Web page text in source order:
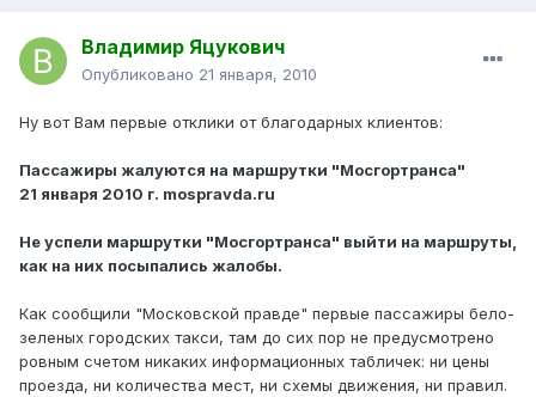
Владимир Яцукович
Опубликовано 21 января, 2010
Ну вот Вам первые отклики от благодарных клиентов:
Пассажиры жалуются на маршрутки "Мосгортранса"
21 января 2010 г. mospravda.ru
Не успели маршрутки "Мосгортранса" выйти на маршруты,
как на них посыпались жалобы.
Как сообщили "Московской правде" первые пассажиры бело-
зеленых городских такси, там до сих пор не предусмотрено
ровным счетом никаких информационных табличек: ни цены
проезда, ни количества мест, ни схемы движения, ни правил.